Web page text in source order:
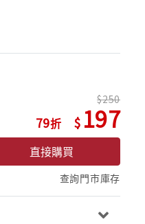
79
250
197
直接購買
查詢門市庫存